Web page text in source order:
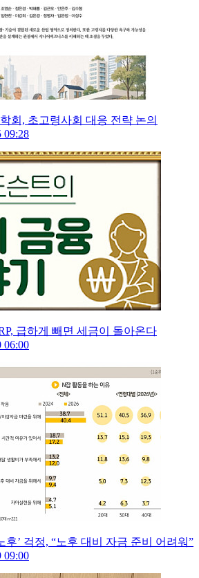
회, 초고령사회 대응 전략 논의
09:28
급하게 빼면 세금이 돌아온다
06:00
후’ 걱정, “노후 대비 자금 준비 어려워”
09:00